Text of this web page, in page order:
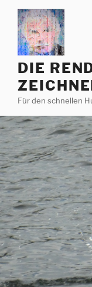
Zum
Inhalt
springen
DIE
Für den schnellen